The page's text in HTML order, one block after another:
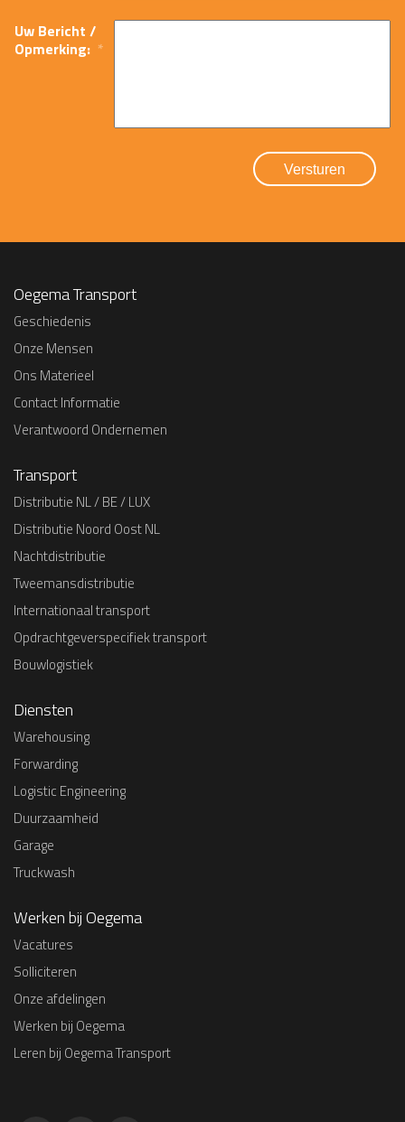
Uw Bericht /
Opmerking: *
Oegema Transport
Geschiedenis
Onze Mensen
Ons Materieel
Contact Informatie
Verantwoord Ondernemen
Transport
Distributie NL / BE / LUX
Distributie Noord Oost NL
Nachtdistributie
Tweemansdistributie
Internationaal transport
Opdrachtgeverspecifiek transport
Bouwlogistiek
Diensten
Warehousing
Forwarding
Logistic Engineering
Duurzaamheid
Garage
Truckwash
Werken bij Oegema
Vacatures
Solliciteren
Onze afdelingen
Werken bij Oegema
Leren bij Oegema Transport